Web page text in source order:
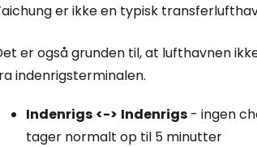
er ikke en typisk
er også grunden til, at lufthavnen
indenrigsterminalen.
Indenrigs <-> Indenrigs - ingen
tager normalt op til 5 minutter